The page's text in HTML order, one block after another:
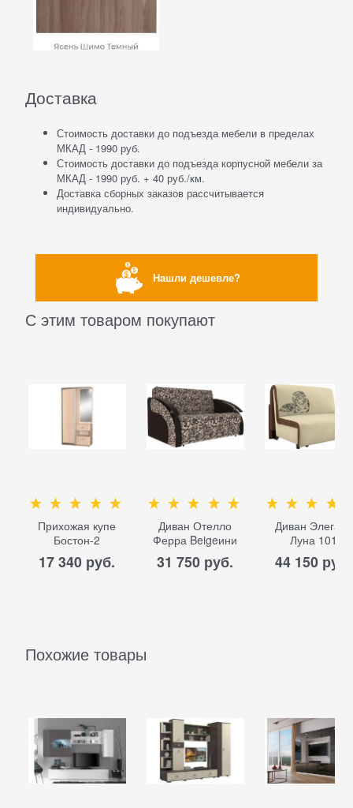
Доставка
Стоимость доставки до подъезда мебели в пределах
МКАД - 1990 руб.
Стоимость доставки до подъезда корпусной мебели за
МКАД - 1990 руб. + 40 руб./км.
Доставка сборных заказов рассчитывается
индивидуально.
Нашли дешевле?
С этим товаром покупают
Прихожая купе
Бостон-2
17 340 руб.
Диван Отелло
Ферра Beigeини
31 750 руб.
Диван Элеганс
Луна 101
44 150 руб.
Похожие товары